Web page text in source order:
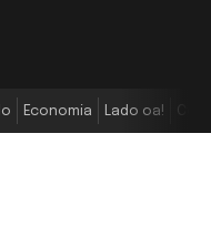
Economia Lado oa!